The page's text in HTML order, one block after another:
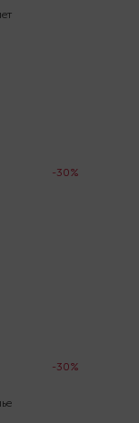
-30%
-30%